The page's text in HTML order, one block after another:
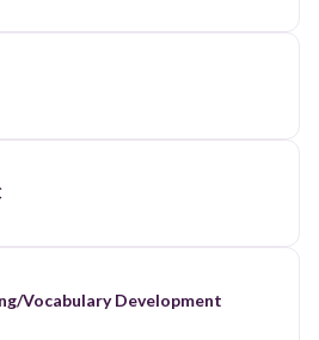
Vocabulary Development